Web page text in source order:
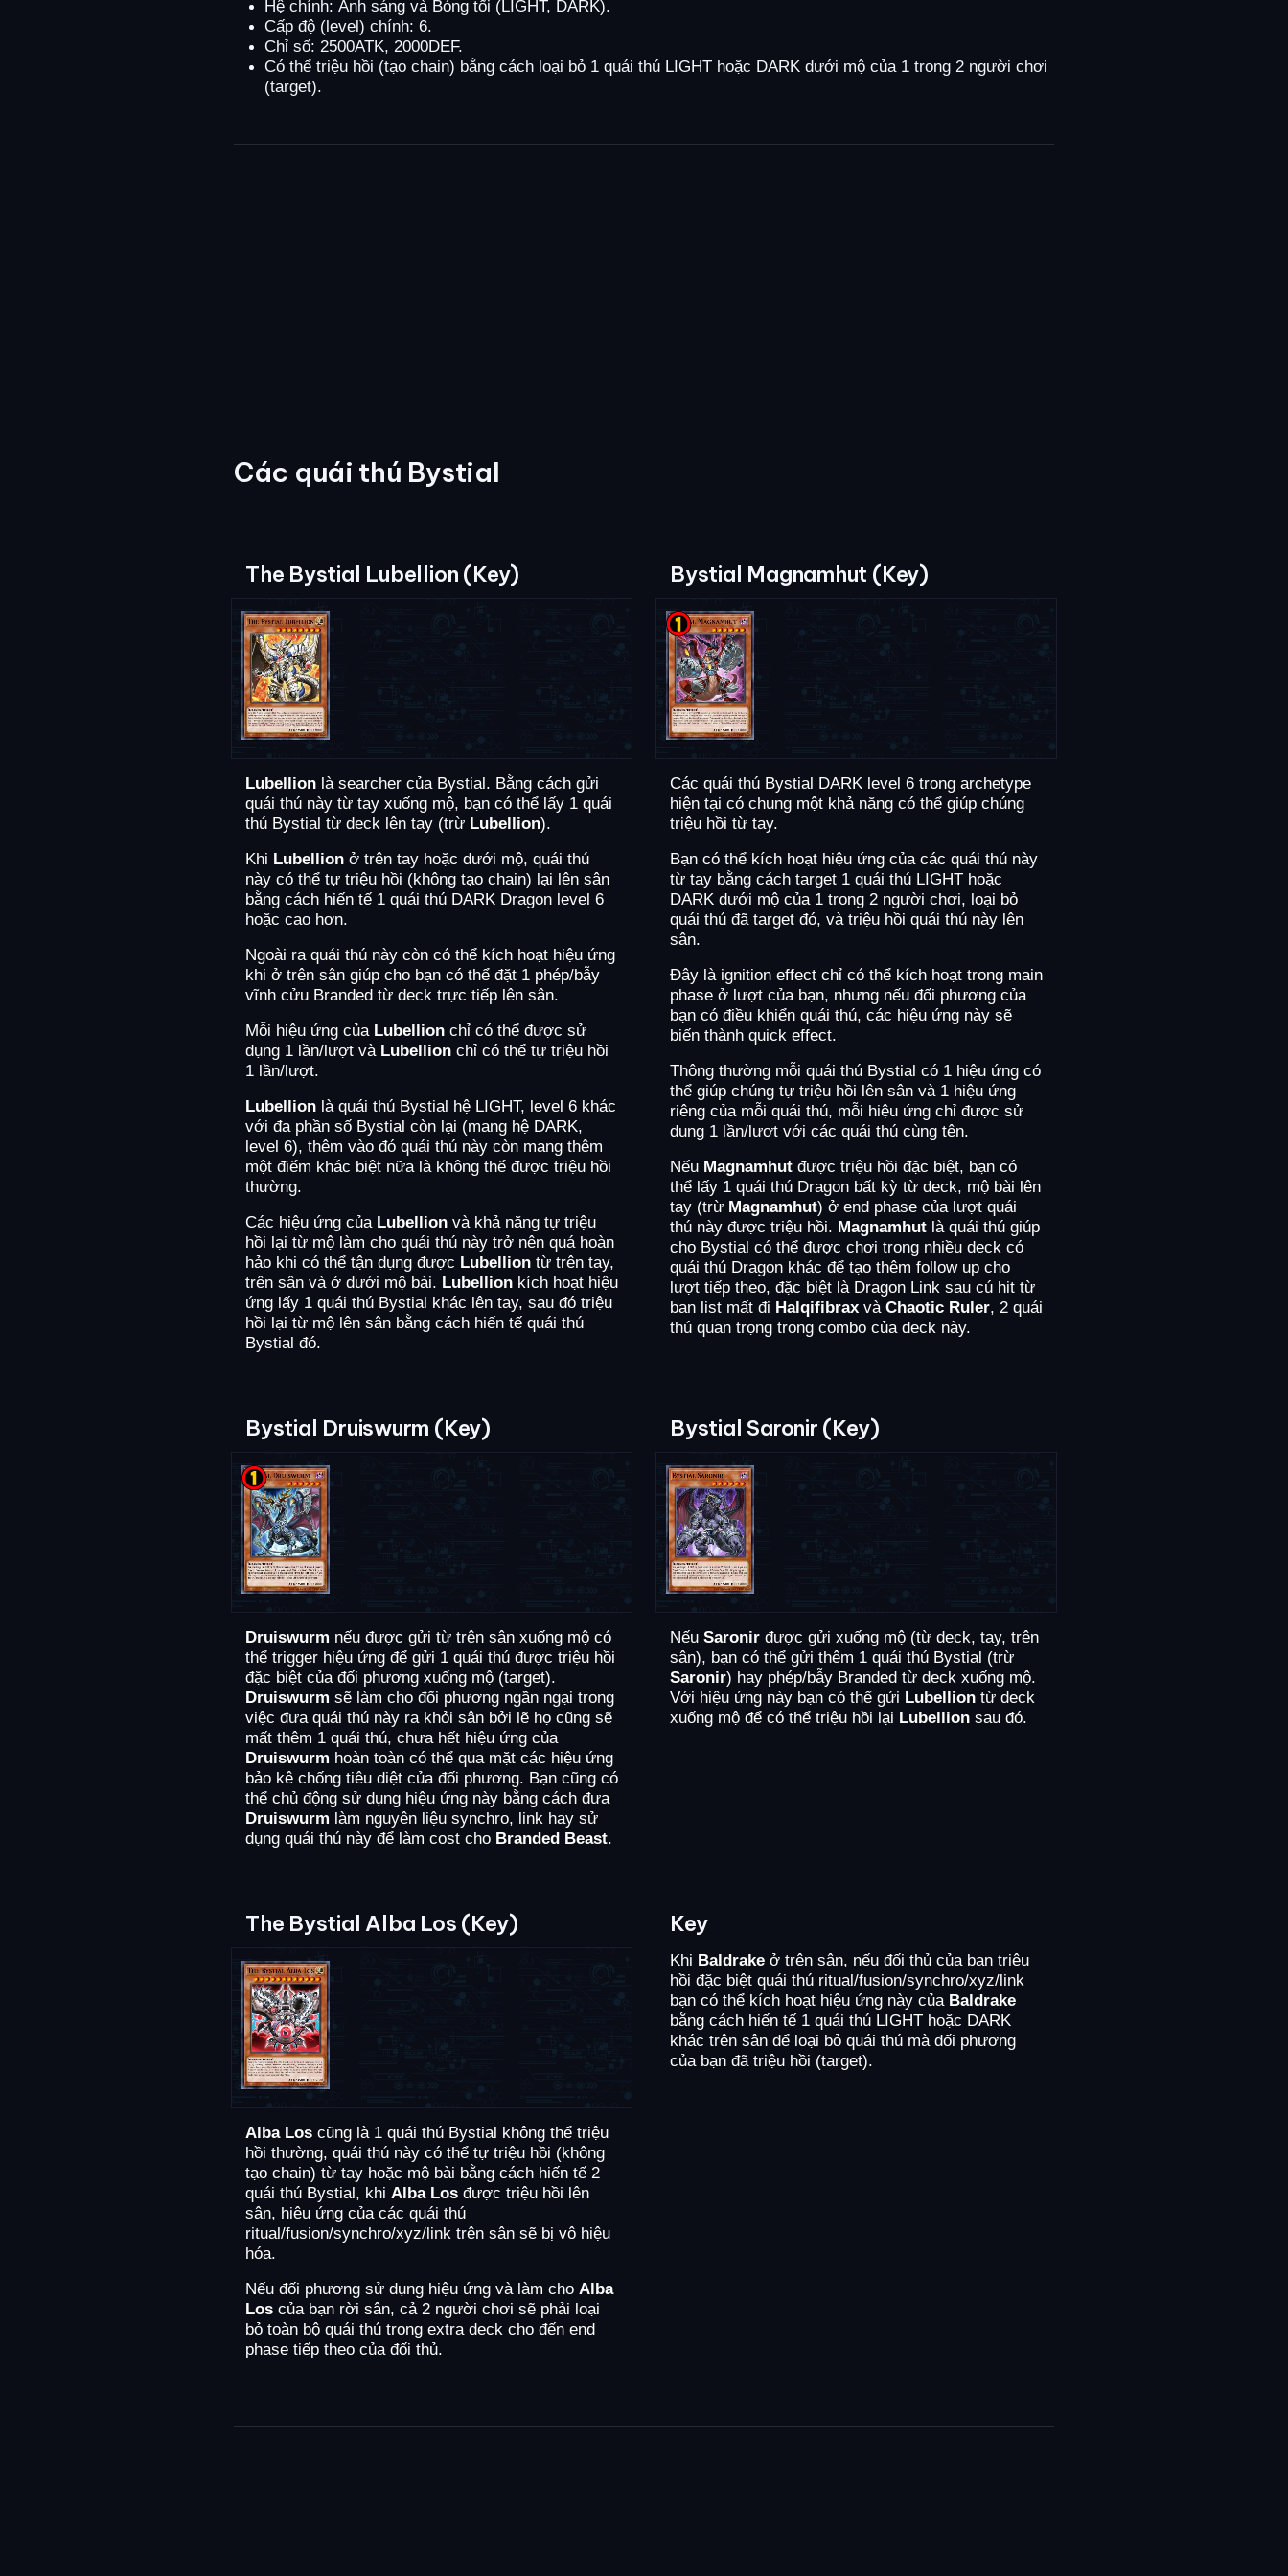
Hệ chính: Ánh sáng và Bóng tối (LIGHT, DARK).
Cấp độ (level) chính: 6.
Chỉ số: 2500ATK, 2000DEF.
Có thể triệu hồi (tạo chain) bằng cách loại bỏ 1 quái thú LIGHT hoặc DARK dưới mộ của 1 trong 2 người chơi
(target).
Các quái thú Bystial
The Bystial Lubellion (Key)
Lubellion là searcher của Bystial. Bằng cách gửi
quái thú này từ tay xuống mộ, bạn có thể lấy 1 quái
thú Bystial từ deck lên tay (trừ Lubellion).
Khi Lubellion ở trên tay hoặc dưới mộ, quái thú
này có thể tự triệu hồi (không tạo chain) lại lên sân
bằng cách hiến tế 1 quái thú DARK Dragon level 6
hoặc cao hơn.
Ngoài ra quái thú này còn có thể kích hoạt hiệu ứng
khi ở trên sân giúp cho bạn có thể đặt 1 phép/bẫy
vĩnh cửu Branded từ deck trực tiếp lên sân.
Mỗi hiệu ứng của Lubellion chỉ có thể được sử
dụng 1 lần/lượt và Lubellion chỉ có thể tự triệu hồi
1 lần/lượt.
Lubellion là quái thú Bystial hệ LIGHT, level 6 khác
với đa phần số Bystial còn lại (mang hệ DARK,
level 6), thêm vào đó quái thú này còn mang thêm
một điểm khác biệt nữa là không thể được triệu hồi
thường.
Các hiệu ứng của Lubellion và khả năng tự triệu
hồi lại từ mộ làm cho quái thú này trở nên quá hoàn
hảo khi có thể tận dụng được Lubellion từ trên tay,
trên sân và ở dưới mộ bài. Lubellion kích hoạt hiệu
ứng lấy 1 quái thú Bystial khác lên tay, sau đó triệu
hồi lại từ mộ lên sân bằng cách hiến tế quái thú
Bystial đó.
Bystial Magnamhut (Key)
Các quái thú Bystial DARK level 6 trong archetype
hiện tại có chung một khả năng có thể giúp chúng
triệu hồi từ tay.
Bạn có thể kích hoạt hiệu ứng của các quái thú này
từ tay bằng cách target 1 quái thú LIGHT hoặc
DARK dưới mộ của 1 trong 2 người chơi, loại bỏ
quái thú đã target đó, và triệu hồi quái thú này lên
sân.
Đây là ignition effect chỉ có thể kích hoạt trong main
phase ở lượt của bạn, nhưng nếu đối phương của
bạn có điều khiển quái thú, các hiệu ứng này sẽ
biến thành quick effect.
Thông thường mỗi quái thú Bystial có 1 hiệu ứng có
thể giúp chúng tự triệu hồi lên sân và 1 hiệu ứng
riêng của mỗi quái thú, mỗi hiệu ứng chỉ được sử
dụng 1 lần/lượt với các quái thú cùng tên.
Nếu Magnamhut được triệu hồi đặc biệt, bạn có
thể lấy 1 quái thú Dragon bất kỳ từ deck, mộ bài lên
tay (trừ Magnamhut) ở end phase của lượt quái
thú này được triệu hồi. Magnamhut là quái thú giúp
cho Bystial có thể được chơi trong nhiều deck có
quái thú Dragon khác để tạo thêm follow up cho
lượt tiếp theo, đặc biệt là Dragon Link sau cú hit từ
ban list mất đi Halqifibrax và Chaotic Ruler, 2 quái
thú quan trọng trong combo của deck này.
Bystial Druiswurm (Key)
Druiswurm nếu được gửi từ trên sân xuống mộ có
thể trigger hiệu ứng để gửi 1 quái thú được triệu hồi
đặc biệt của đối phương xuống mộ (target).
Druiswurm sẽ làm cho đối phương ngần ngại trong
việc đưa quái thú này ra khỏi sân bởi lẽ họ cũng sẽ
mất thêm 1 quái thú, chưa hết hiệu ứng của
Druiswurm hoàn toàn có thể qua mặt các hiệu ứng
bảo kê chống tiêu diệt của đối phương. Bạn cũng có
thể chủ động sử dụng hiệu ứng này bằng cách đưa
Druiswurm làm nguyên liệu synchro, link hay sử
dụng quái thú này để làm cost cho Branded Beast.
Bystial Saronir (Key)
Nếu Saronir được gửi xuống mộ (từ deck, tay, trên
sân), bạn có thể gửi thêm 1 quái thú Bystial (trừ
Saronir) hay phép/bẫy Branded từ deck xuống mộ.
Với hiệu ứng này bạn có thể gửi Lubellion từ deck
xuống mộ để có thể triệu hồi lại Lubellion sau đó.
The Bystial Alba Los (Key)
Alba Los cũng là 1 quái thú Bystial không thể triệu
hồi thường, quái thú này có thể tự triệu hồi (không
tạo chain) từ tay hoặc mộ bài bằng cách hiến tế 2
quái thú Bystial, khi Alba Los được triệu hồi lên
sân, hiệu ứng của các quái thú
ritual/fusion/synchro/xyz/link trên sân sẽ bị vô hiệu
hóa.
Nếu đối phương sử dụng hiệu ứng và làm cho Alba
Los của bạn rời sân, cả 2 người chơi sẽ phải loại
bỏ toàn bộ quái thú trong extra deck cho đến end
phase tiếp theo của đối thủ.
Key
Khi Baldrake ở trên sân, nếu đối thủ của bạn triệu
hồi đặc biệt quái thú ritual/fusion/synchro/xyz/link
bạn có thể kích hoạt hiệu ứng này của Baldrake
bằng cách hiến tế 1 quái thú LIGHT hoặc DARK
khác trên sân để loại bỏ quái thú mà đối phương
của bạn đã triệu hồi (target).